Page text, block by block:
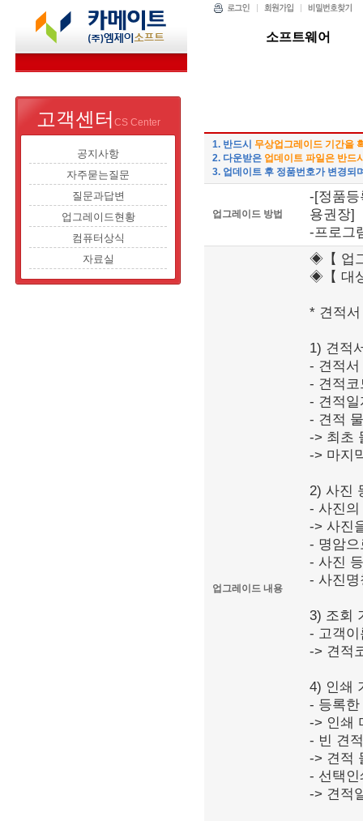
소프트웨어
고객센터 CS Center
공지사항
자주묻는질문
질문과답변
업그레이드현황
컴퓨터상식
자료실
1. 반드시 무상업그레이드 기간을
2. 다운받은 업데이트 파일은 반드
3. 업데이트 후 정품번호가 변경되
업그레이드 방법
-[정품
용권장]
-프로그
업그레이드 내용
◈【 업
◈【 대
* 견적
1) 견적
- 견적
- 견적
- 견적
- 견적
-> 최초
-> 마지
2) 사진
- 사진
-> 사진
- 명암
- 사진
- 사진
3) 조회
- 고객
-> 견적
4) 인쇄
- 등록
-> 인쇄
- 빈 견
-> 견적
- 선택
-> 견적